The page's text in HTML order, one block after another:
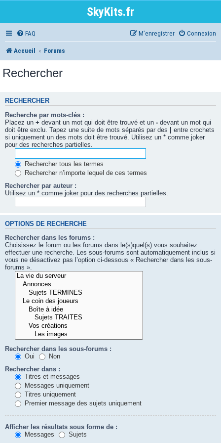
SkyKits.fr
FAQ Connexion
M’enregistrer
Accueil Forums
Rechercher
RECHERCHER
Recherche par mots-clés :
Placez un + devant un mot qui doit être trouvé et un - devant un mot qui
doit être exclu. Tapez une suite de mots séparés par des | entre crochets
si uniquement un des mots doit être trouvé. Utilisez un * comme joker
pour des recherches partielles.
Rechercher tous les termes
Rechercher n’importe lequel de ces termes
Rechercher par auteur :
Utilisez un * comme joker pour des recherches partielles.
OPTIONS DE RECHERCHE
Rechercher dans les forums :
Choisissez le forum ou les forums dans le(s)quel(s) vous souhaitez
effectuer une recherche. Les sous-forums sont automatiquement inclus si
vous ne désactivez pas l’option ci-dessous « Rechercher dans les sous-
forums ».
Rechercher dans les sous-forums :
Oui
Non
Rechercher dans :
Titres et messages
Messages uniquement
Titres uniquement
Premier message des sujets uniquement
Afficher les résultats sous forme de :
Messages
Sujets